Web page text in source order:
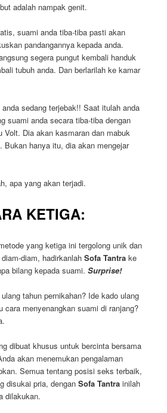
adalah nampak genit.
suami anda tiba-tiba pasti akan
pandangannya kepada anda.
segera pungut kembali handuk
tubuh anda. Dan berlarilah ke kamar
sedang terjebak!! Saat itulah anda
suami anda secara tiba-tiba dengan
Volt. Dia akan kasmaran dan mabuk
Bukan hanya itu, dia akan mengejar
apa yang akan terjadi.
KETIGA:
yang ketiga ini tergolong unik dan
diam, hadirkanlahSofa Tantra ke
bilang kepada suami.Surprise!
tahun pernikahan? Ide kado ulang
cara menyenangkan suami di ranjang?
dibuat khusus untuk bercinta bersama
akan menemukan pengalaman
Semua tentang posisi seks terbaik,
disukai pria, denganSofa Tantra inilah
dilakukan.